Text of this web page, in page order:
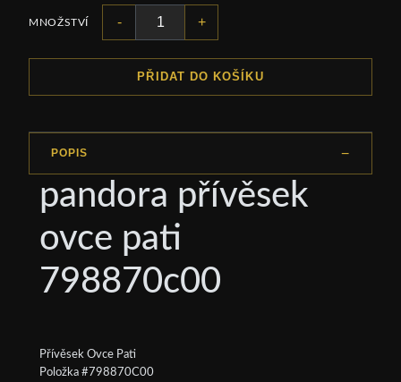
MNOŽSTVÍ - +
PŘIDAT DO KOŠÍKU
POPIS
pandora přívěsek
ovce pati
798870c00
Přívěsek Ovce Pati
Položka #798870C00